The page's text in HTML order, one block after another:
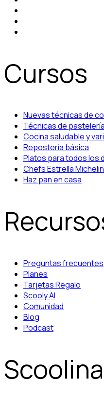
Cursos
Nuevas técnicas de
Técnicas de pastelería
Cocina saludable y
Repostería básica
Platos para todos los
Chefs Estrella Michelin
Haz pan en casa
Preguntas frecuentes
Planes
Tarjetas Regalo
Scooly AI
Comunidad
Blog
Podcast